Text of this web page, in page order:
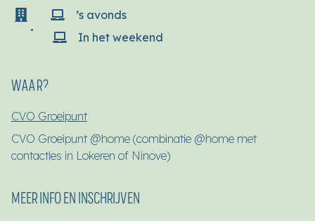
’s avonds
In het weekend
WAAR?
CVO Groeipunt
CVO Groeipunt @home (combinatie @home met
contactles in Lokeren of Ninove)
MEER INFO EN INSCHRIJVEN